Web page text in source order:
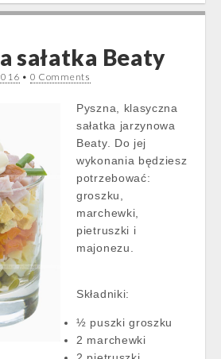
sałatka Beaty
• 0 Comments
Pyszna, klasyczna
sałatka jarzynowa
Beaty. Do jej
wykonania będziesz
potrzebować:
groszku,
marchewki,
pietruszki i
majonezu.
Składniki:
½ puszki groszku
2 marchewki